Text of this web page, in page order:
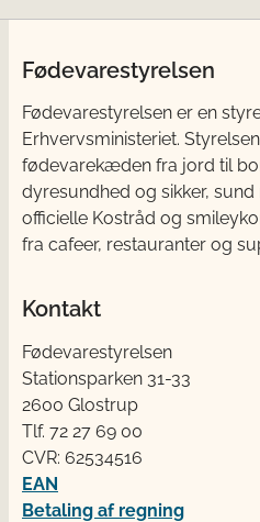
Fødevarestyrelsen
Fødevarestyrelsen er en
Erhvervsministeriet.
fødevarekæden fra jord til
dyresundhed og sikker, sund
officielle Kostråd og
fra cafeer, restauranter og
Kontakt
Fødevarestyrelsen
Stationsparken 31-33
2600 Glostrup
Tlf. 72 2​​​7 69 00
CVR: 62534516
EAN
Betaling af regning